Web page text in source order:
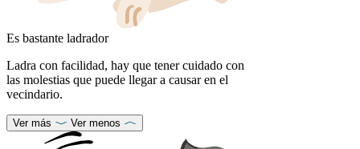
Es bastante ladrador
Ladra con facilidad, hay que tener cuidado con
las molestias que puede llegar a causar en el
vecindario.
Ver más Ver menos